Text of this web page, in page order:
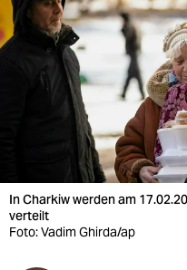
berlin
nord
wahrheit
verlag
veranstaltungen
In Charkiw werden am
verteilt
Foto: Vadim Ghirda/ap